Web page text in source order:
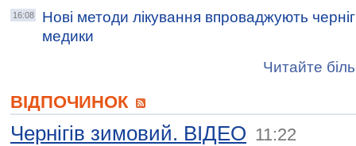
16:08
Нові методи лікування впроваджують
медики
Читайте
ВІДПОЧИНОК
Чернігів зимовий. ВІДЕО 11:22